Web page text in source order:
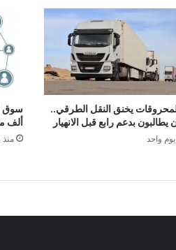
يخنق النقل الطرقي..
يطالبون بدعم رابع قبل الانهيار
واحد
ألف
منذ 3 أيام